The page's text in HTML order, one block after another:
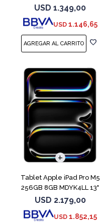
Purple
USD 1.349,00
USD 1.146,65
Tablet Apple iPad Pro M5
256GB 8GB MDYK4LL 13"
Silver
USD 2.179,00
USD 1.852,15